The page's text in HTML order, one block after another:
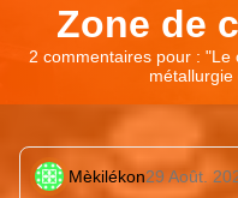
Zone de
2 commentaires pour : "Le
Mèkilékon29 Août.